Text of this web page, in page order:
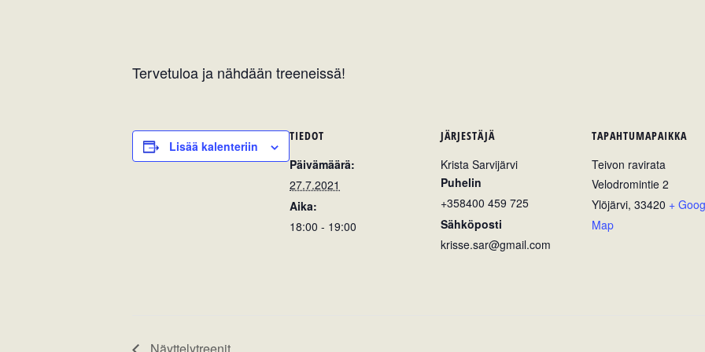
Tervetuloa ja nähdään treeneissä!
Lisää kalenteriin
TIEDOT
Päivämäärä:
27.7.2021
Aika:
18:00 - 19:00
JÄRJESTÄJÄ
Krista Sarvijärvi
Puhelin
+358400 459 725
Sähköposti
krisse.sar@gmail.com
TAPAHTUMAPAIKKA
Teivon ravirata
Velodromintie 2
Ylöjärvi, 33420 +
Map